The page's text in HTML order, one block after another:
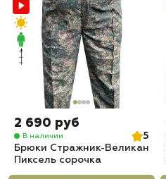
2 690 руб
В наличии
5
Брюки Стражник-Великан
Пиксель сорочка